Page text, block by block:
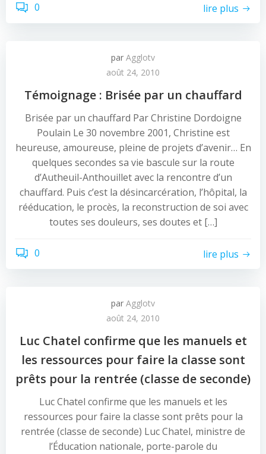
0 lire plus
par Agglotv
août 24, 2010
Témoignage : Brisée par un chauffard
Brisée par un chauffard Par Christine Dordoigne
Poulain Le 30 novembre 2001, Christine est
heureuse, amoureuse, pleine de projets d’avenir… En
quelques secondes sa vie bascule sur la route
d’Autheuil-Anthouillet avec la rencontre d’un
chauffard. Puis c’est la désincarcération, l’hôpital, la
rééducation, le procès, la reconstruction de soi avec
toutes ses douleurs, ses doutes et […]
0 lire plus
par Agglotv
août 24, 2010
Luc Chatel confirme que les manuels et
les ressources pour faire la classe sont
prêts pour la rentrée (classe de seconde)
Luc Chatel confirme que les manuels et les
ressources pour faire la classe sont prêts pour la
rentrée (classe de seconde) Luc Chatel, ministre de
l’Éducation nationale, porte-parole du